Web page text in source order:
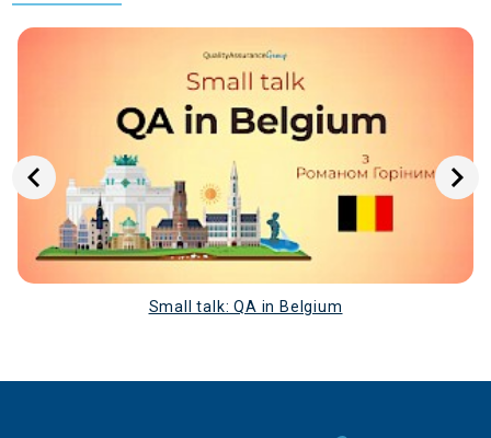
Small talk: QA in Belgium